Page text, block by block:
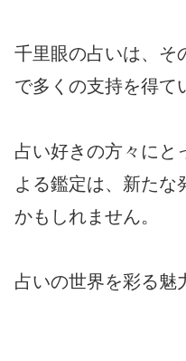
千里眼の占いは、そ
で多くの支持を得て
占い好きの方々にと
よる鑑定は、新たな
かもしれません。
占いの世界を彩る魅